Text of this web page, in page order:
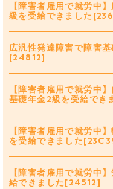
【障害者雇用で就労中
級を受給できました
広汎性発達障害で障害
[24812]
【障害者雇用で就労中
基礎年金2級を受給で
【障害者雇用で就労中
を受給できました
【障害者雇用で就労中
給できました[24512]